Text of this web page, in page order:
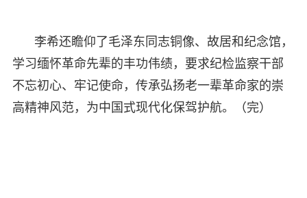
李希还瞻仰了毛泽东同志铜像、故居和纪念馆，
学习缅怀革命先辈的丰功伟绩，要求纪检监察干部
不忘初心、牢记使命，传承弘扬老一辈革命家的崇
高精神风范，为中国式现代化保驾护航。（完）